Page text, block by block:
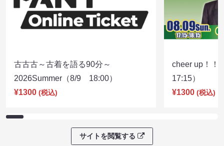
古古古～古着を語る90分～
2026Summer（8/9 18:00）
¥1300 (税込)
cheer up！
17:15）
¥1300 (税込)
サイトを閲覧する